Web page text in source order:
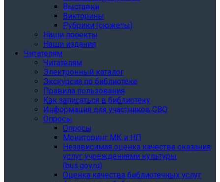
Выставки
Викторины
Рубрики (сюжеты)
Наши проекты
Наши издания
Читателям
Читателям
Электронный каталог
Экскурсия по библиотеке
Правила пользования
Как записаться в библиотеку
Информация для участников СВО
Опросы
Опросы
Мониторинг МК и НП
Независимая оценка качества оказания
услуг учреждениями культуры
(bus.gov.ru)
Оценка качества библиотечных услуг